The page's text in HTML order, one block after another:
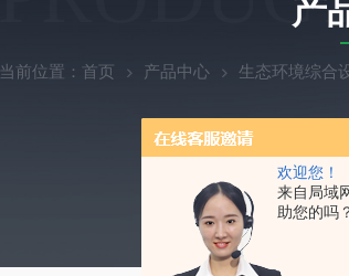
欢迎您！
来自局域
助您的吗
产
当前位置： 首页 产品中心 生态环境综合